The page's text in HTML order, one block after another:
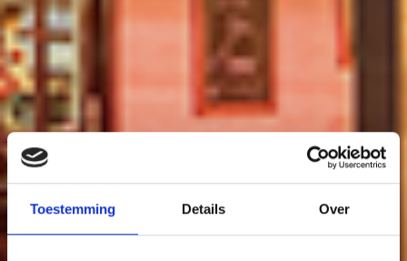
Toestemming Details Over